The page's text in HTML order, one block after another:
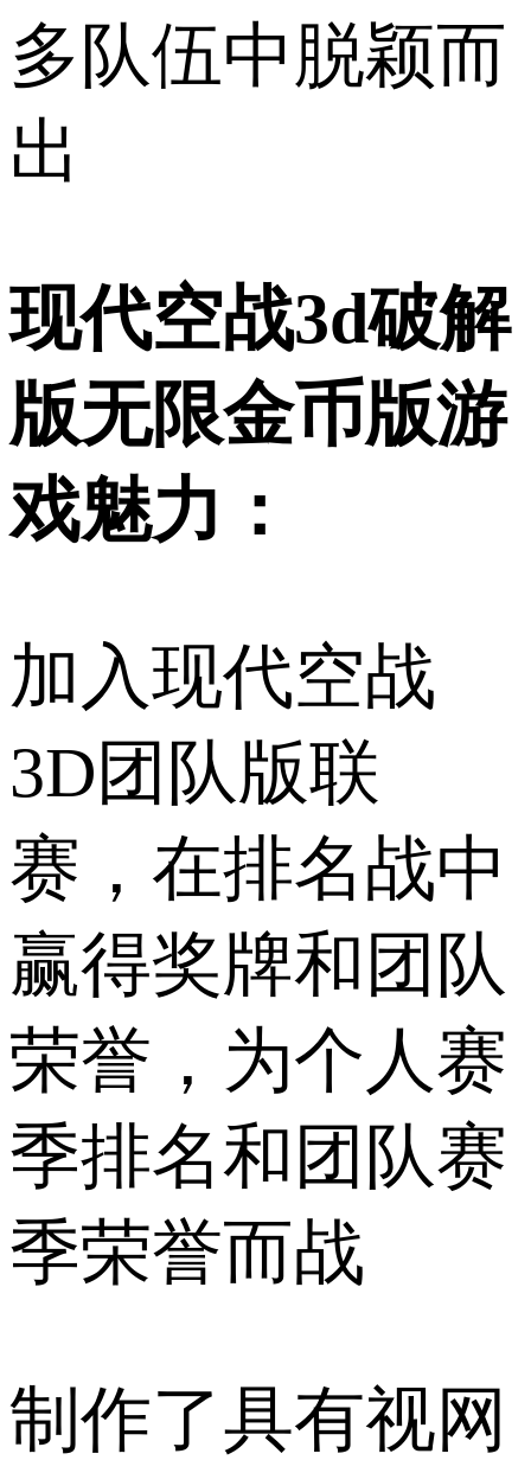
多队伍中脱颖而
出
现代空战3d破解
版无限金币版游
戏魅力：
加入现代空战
3D团队版联
赛，在排名战中
赢得奖牌和团队
荣誉，为个人赛
季排名和团队赛
季荣誉而战
制作了具有视网